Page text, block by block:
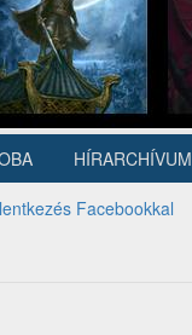
HÍRARCHÍVUM
Facebookkal